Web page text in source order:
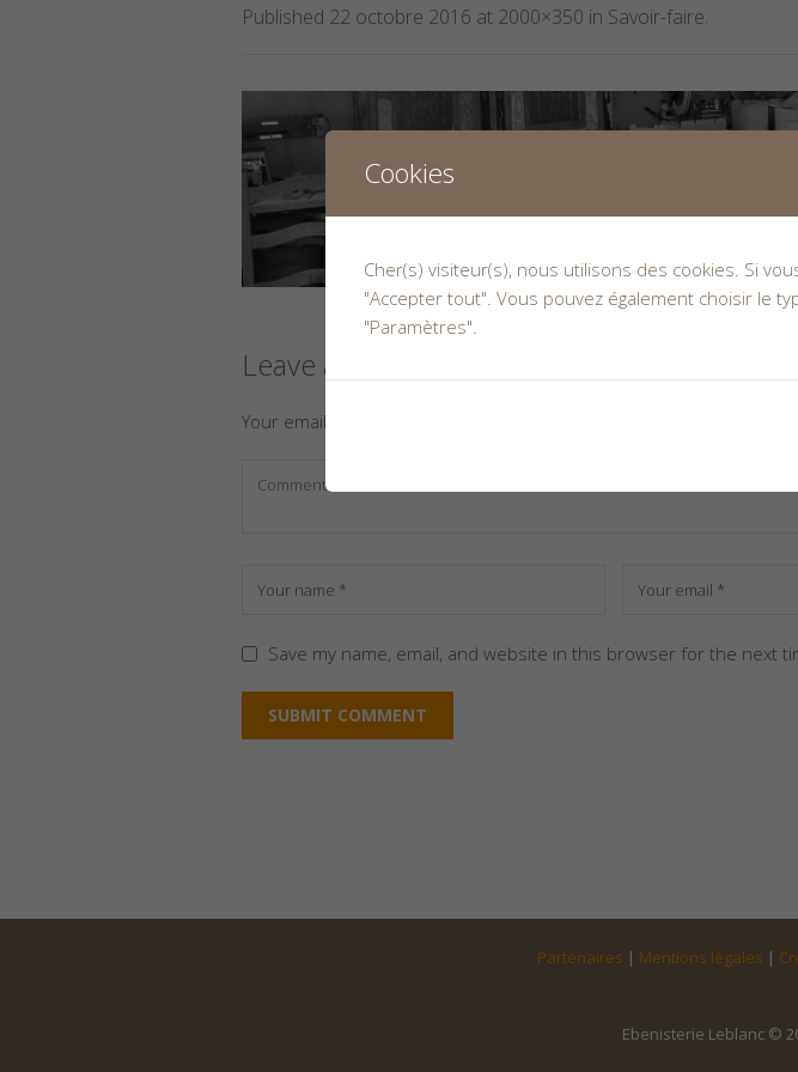
Published 22 octobre 2016 at 2000×350 in Savoir-faire.
Leave a Reply
Your email address will not be published.
Save my name, email, and website in this browser for the next
Partenaires | Mentions légales |
Ebenisterie Leblanc ©
Cookies
Cher(s) visiteur(s), nous utilisons des cookies. Si
"Accepter tout". Vous pouvez également choisir le
"Paramètres".